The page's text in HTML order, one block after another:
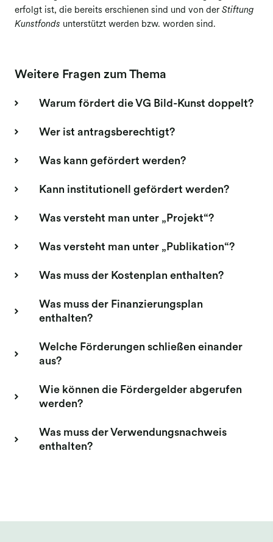
erfolgt ist, die bereits erschienen sind und von der Stiftung
Kunstfonds unterstützt werden bzw. worden sind.
Weitere Fragen zum Thema
Warum fördert die VG Bild-Kunst doppelt?
Wer ist antragsberechtigt?
Was kann gefördert werden?
Kann institutionell gefördert werden?
Was versteht man unter „Projekt“?
Was versteht man unter „Publikation“?
Was muss der Kostenplan enthalten?
Was muss der Finanzierungsplan
enthalten?
Welche Förderungen schließen einander
aus?
Wie können die Fördergelder abgerufen
werden?
Was muss der Verwendungsnachweis
enthalten?